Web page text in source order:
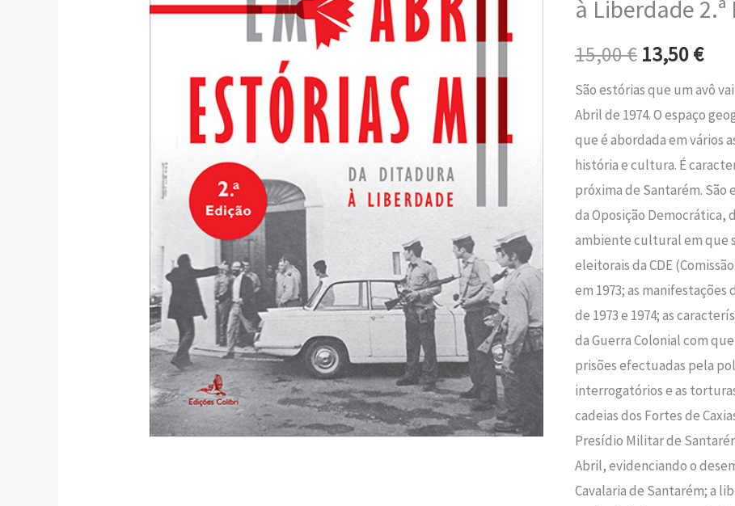
à Liberdade 2.ª
15,00€
era:
15,00 €.
13,50€
é:
São estórias que um avô
Abril de 1974. O espaço
que é abordada em vários
história e cultura. É
próxima de Santarém.
da Oposição Democrática,
ambiente cultural em que
eleitorais da CDE
em 1973; as manifestações
de 1973 e 1974; as
da Guerra Colonial com
prisões efectuadas pela
interrogatórios e as
cadeias dos Fortes de
Presídio Militar de
Abril, evidenciando o
Cavalaria de Santarém; a
Mil
Da
Ditadura
à
Liberdade
2.ª
ED.